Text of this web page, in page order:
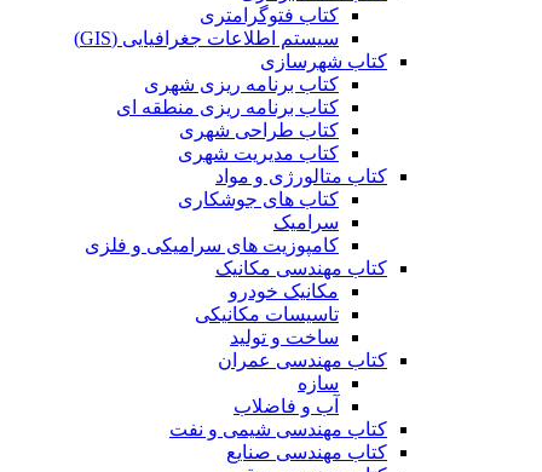
کتاب فتوگرامتری
سیستم اطلاعات جغرافیایی (GIS)
کتاب شهرسازی
کتاب برنامه ریزی شهری
کتاب برنامه ریزی منطقه ای
کتاب طراحی شهری
کتاب مدیریت شهری
کتاب متالورژی و مواد
کتاب های جوشکاری
سرامیک
کامپوزیت های سرامیکی و فلزی
کتاب مهندسی مکانیک
مکانیک خودرو
تاسیسات مکانیکی
ساخت و تولید
کتاب مهندسی عمران
سازه
آب و فاضلاب
کتاب مهندسی شیمی و نفت
کتاب مهندسی صنایع